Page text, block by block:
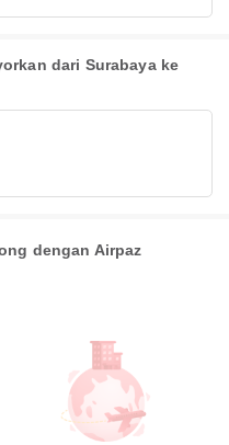
dari Surabaya ke
dengan Airpaz